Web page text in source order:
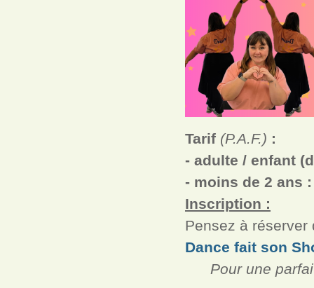
Tarif (P.A.F.) :
- adulte / enfant
- moins de 2 ans
Inscription :
Pensez à
Dance fait son
Pour une